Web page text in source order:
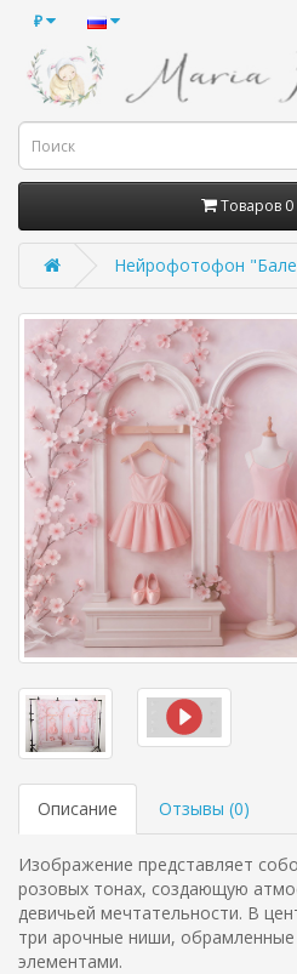
₽
Товаров 0
Нейрофотофон
Описание Отзывы (0)
Изображение представляет
розовых тонах, создающую
девичьей мечтательности. В
три арочные ниши,
элементами.